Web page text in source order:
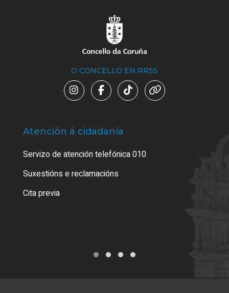
O CONCELLO EN RRSS
Atención á cidadanía
Servizo de atención telefónica 010
Suxestións e reclamacións
Cita previa